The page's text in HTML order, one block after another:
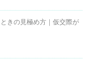
きの見極め方｜仮交際が